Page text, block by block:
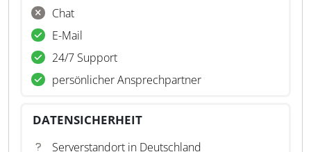
Chat
E-Mail
24/7 Support
persönlicher Ansprechpartner
DATENSICHERHEIT
Serverstandort in Deutschland